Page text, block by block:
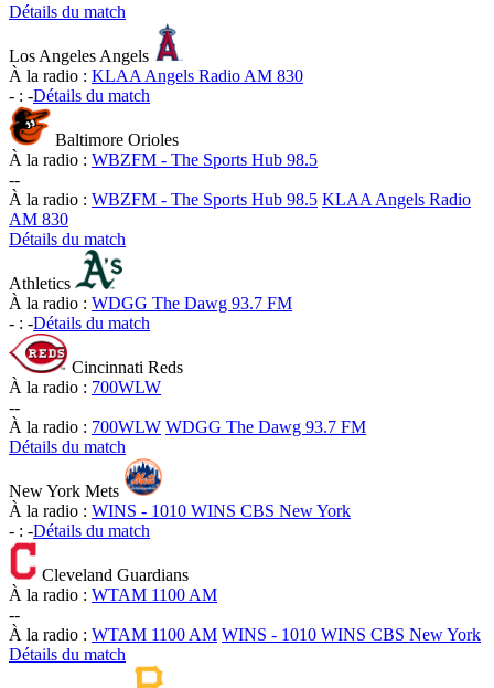
Détails du match
Los Angeles Angels
À la radio : KLAA Angels Radio AM 830
- : -Détails du match
Baltimore Orioles
À la radio : WBZFM - The Sports Hub 98.5
--
À la radio : WBZFM - The Sports Hub 98.5 KLAA Angels Radio
AM 830
Détails du match
Athletics
À la radio : WDGG The Dawg 93.7 FM
- : -Détails du match
Cincinnati Reds
À la radio : 700WLW
--
À la radio : 700WLW WDGG The Dawg 93.7 FM
Détails du match
New York Mets
À la radio : WINS - 1010 WINS CBS New York
- : -Détails du match
Cleveland Guardians
À la radio : WTAM 1100 AM
--
À la radio : WTAM 1100 AM WINS - 1010 WINS CBS New York
Détails du match